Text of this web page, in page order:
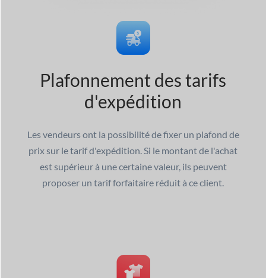
Plafonnement des tarifs
d'expédition
Les vendeurs ont la possibilité de fixer un plafond de
prix sur le tarif d'expédition. Si le montant de l'achat
est supérieur à une certaine valeur, ils peuvent
proposer un tarif forfaitaire réduit à ce client.